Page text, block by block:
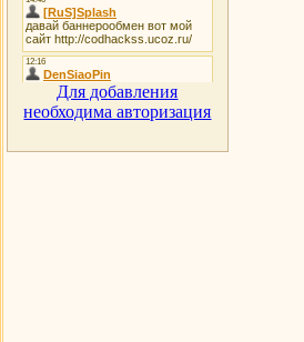
Для добавления
необходима авторизация